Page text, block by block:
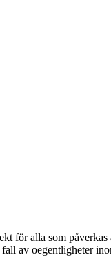
för alla som
av oegentligheter